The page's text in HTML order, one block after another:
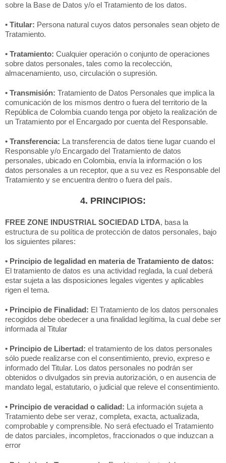
sobre la Base de Datos y/o el Tratamiento de los datos.
• Titular: Persona natural cuyos datos personales sean objeto de
Tratamiento.
• Tratamiento: Cualquier operación o conjunto de operaciones
sobre datos personales, tales como la recolección,
almacenamiento, uso, circulación o supresión.
• Transmisión: Tratamiento de Datos Personales que implica la
comunicación de los mismos dentro o fuera del territorio de la
República de Colombia cuando tenga por objeto la realización de
un Tratamiento por el Encargado por cuenta del Responsable.
• Transferencia: La transferencia de datos tiene lugar cuando el
Responsable y/o Encargado del Tratamiento de datos
personales, ubicado en Colombia, envía la información o los
datos personales a un receptor, que a su vez es Responsable del
Tratamiento y se encuentra dentro o fuera del país.
4. PRINCIPIOS:
FREE ZONE INDUSTRIAL SOCIEDAD LTDA, basa la
estructura de su política de protección de datos personales, bajo
los siguientes pilares:
• Principio de legalidad en materia de Tratamiento de datos:
El tratamiento de datos es una actividad reglada, la cual deberá
estar sujeta a las disposiciones legales vigentes y aplicables
rigen el tema.
• Principio de Finalidad: El Tratamiento de los datos personales
recogidos debe obedecer a una finalidad legítima, la cual debe ser
informada al Titular
• Principio de Libertad: el tratamiento de los datos personales
sólo puede realizarse con el consentimiento, previo, expreso e
informado del Titular. Los datos personales no podrán ser
obtenidos o divulgados sin previa autorización, o en ausencia de
mandato legal, estatutario, o judicial que releve el consentimiento.
• Principio de veracidad o calidad: La información sujeta a
Tratamiento debe ser veraz, completa, exacta, actualizada,
comprobable y comprensible. No será efectuado el Tratamiento
de datos parciales, incompletos, fraccionados o que induzcan a
error